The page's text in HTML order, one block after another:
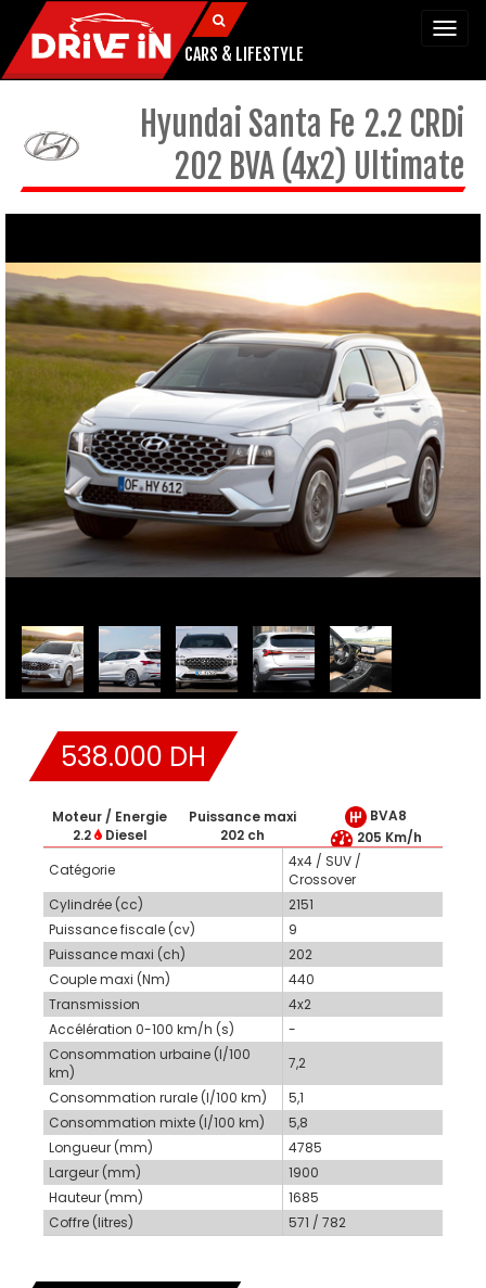
CARS & LIFESTYLE
Hyundai Santa Fe 2.2 CRDi
202 BVA (4x2) Ultimate
538.000 DH
Moteur / Energie
2.2 Diesel
Puissance maxi
202 ch
BVA8
205 Km/h
Catégorie
4x4 / SUV /
Crossover
Cylindrée (cc)
2151
Puissance fiscale (cv)
9
Puissance maxi (ch)
202
Couple maxi (Nm)
440
Transmission
4x2
Accélération 0-100 km/h (s)
-
Consommation urbaine (l/100
km)
7,2
Consommation rurale (l/100 km)
5,1
Consommation mixte (l/100 km)
5,8
Longueur (mm)
4785
Largeur (mm)
1900
Hauteur (mm)
1685
Coffre (litres)
571 / 782